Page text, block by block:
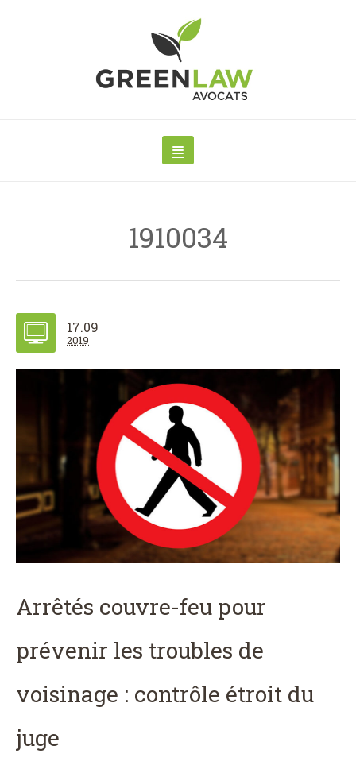
1910034
17.09
2019
Arrêtés couvre-feu pour
prévenir les troubles de
voisinage : contrôle étroit du
juge